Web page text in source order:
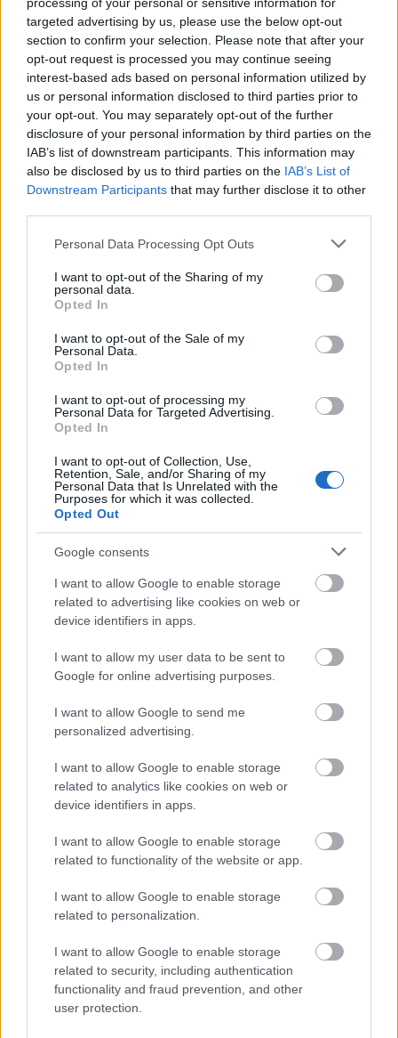
targeted advertising by us, please use the below opt-out
section to confirm your selection. Please note that after your
opt-out request is processed you may continue seeing
interest-based ads based on personal information utilized by
us or personal information disclosed to third parties prior to
your opt-out. You may separately opt-out of the further
disclosure of your personal information by third parties on the
IAB’s list of downstream participants. This information may
also be disclosed by us to third parties on the IAB’s List of
Downstream Participants that may further disclose it to other
Please note that this website/app uses one or more Google
not limited to your visit or usage behaviour. You may click to
grant or deny consent to Google and its third-party tags to
use your data for below specified purposes in below Google
consent section.
Personal Data Processing Opt Outs
I want to opt-out of the Sharing of my
personal data.
Opted In
I want to opt-out of the Sale of my
Personal Data.
Opted In
I want to opt-out of processing my
Personal Data for Targeted Advertising.
Opted In
I want to opt-out of Collection, Use,
Retention, Sale, and/or Sharing of my
Personal Data that Is Unrelated with the
Purposes for which it was collected.
Opted Out
Google consents
I want to allow Google to enable storage
related to advertising like cookies on web or
device identifiers in apps.
I want to allow my user data to be sent to
Google for online advertising purposes.
I want to allow Google to send me
personalized advertising.
I want to allow Google to enable storage
related to analytics like cookies on web or
device identifiers in apps.
I want to allow Google to enable storage
related to functionality of the website or app.
I want to allow Google to enable storage
related to personalization.
I want to allow Google to enable storage
related to security, including authentication
functionality and fraud prevention, and other
user protection.
ajtóra el nem meséltük nekik Kékszakállú
történetét. Erre megtört a varázs, és
megfelelő érzékenységgel tudták előadni a
darabot" - mondta el az MTI-nek Fried Péter.
Hozzátette, hogy az operának Eötvös
Péterrel közösen 2004-ben megvalósított
koncertfelvételét már Grammy-díjra is
jelölték, most a RAI olasz közszolgálati
televízió rögzíti a koncertet.
A római közönség a Bartók-darab előtt
Moldovában született hegedűművész,
Patricia Kopatchinskaja előadásában, aki
szokása szerint mezítláb lép fel. A 2007-ben
szerzett Seven annak a hét űrhajósnak állít
emléket, akik 2003-ban a Columbia
űrrepülőgép tragédiájában vesztették
életüket. A hetes szám köti össze a
megtörtént eseményt felidéző zenedarabot
Kékszakállú titkaival.
Forrás:MTI
100 tagú cigányzenekar
JJ MEGNYERTE AZ EUROVÍZIÓS DALFESZTIVÁLT,
KÖZREMŰKÖDÖTT
CONCERTO MESTERISKOLA ALBRECHT MAYER